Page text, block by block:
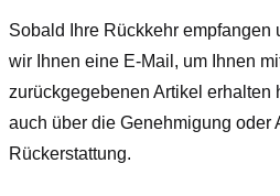
Sobald Ihre Rückkehr empfangen
wir Ihnen eine E-Mail, um Ihnen
zurückgegebenen Artikel erhalten
auch über die Genehmigung oder
Rückerstattung.